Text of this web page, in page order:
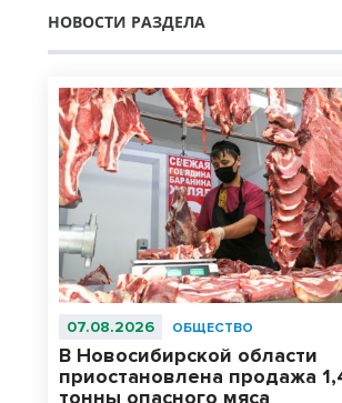
НОВОСТИ РАЗДЕЛА
07.08.2026 ОБЩЕСТВО
В Новосибирской области
приостановлена продажа
тонны опасного мяса